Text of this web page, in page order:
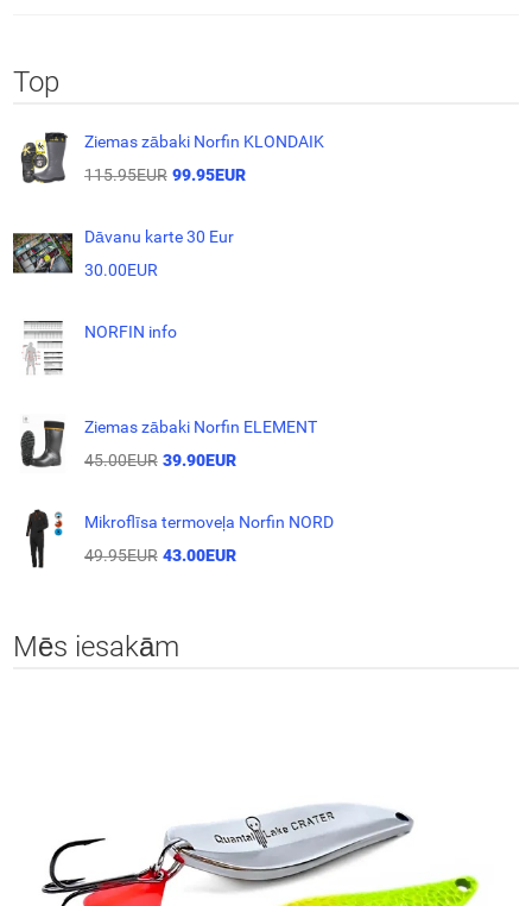
Top
Ziemas zābaki Norfin KLONDAIK
115.95EUR 99.95EUR
Dāvanu karte 30 Eur
30.00EUR
NORFIN info
Ziemas zābaki Norfin ELEMENT
45.00EUR 39.90EUR
Mikroflīsa termoveļa Norfin NORD
49.95EUR 43.00EUR
Mēs iesakām